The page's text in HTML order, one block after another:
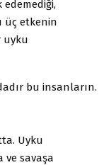
üç etkenin
uyku
bu insanların.
Uyku
savaşa